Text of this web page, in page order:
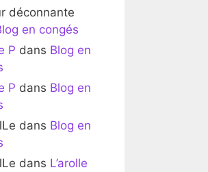
déconnante
en congés
P dans Blog en
P dans Blog en
dans Blog en
dans L’arolle